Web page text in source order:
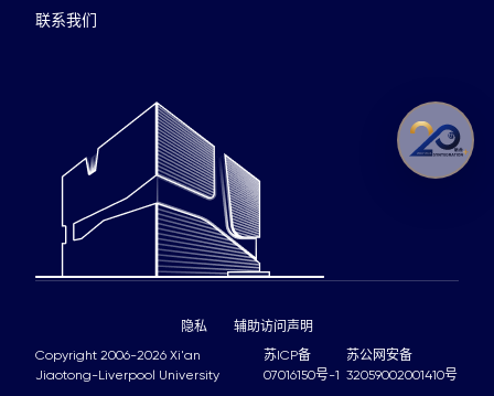
联系我们
Copyright 2006-2026 Xi'an
Jiaotong-Liverpool University
苏ICP备
07016150号-1
苏公网安备
32059002001410号
隐私 辅助访问声明